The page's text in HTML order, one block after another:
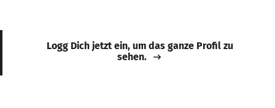
Logg Dich jetzt ein, um das ganze Profil zu
sehen.